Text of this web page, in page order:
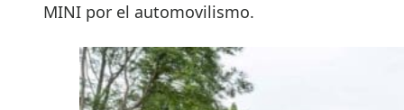
MINI por el automovilismo.